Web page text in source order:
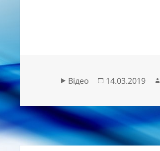
Формат
Відео Опубліковано
14.03.2019